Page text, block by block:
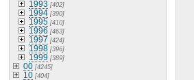
1993 [402]
1994[390]
1995[410]
1996 [463]
1997 [424]
1998[396]
1999 [389]
00[4245]
10[404]